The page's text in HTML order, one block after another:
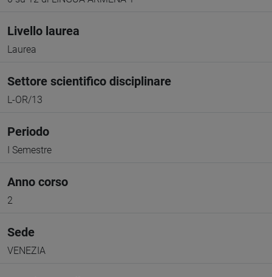
Livello laurea
Laurea
Settore scientifico disciplinare
L-OR/13
Periodo
I Semestre
Anno corso
2
Sede
VENEZIA